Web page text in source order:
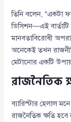
তিনি বলেন, “একটা
ডিসিশন—এই
মানবতাবিরোধী
অনেকেই তখন
মেটানোর একটি
রাজনৈতিক
ব্যারিস্টার হেলাল
রাজনৈতিক ক্ষতি হবে